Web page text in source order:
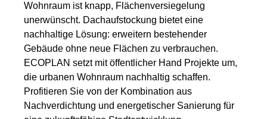
Wohnraum ist knapp, Flächenversiegelung
unerwünscht. Dachaufstockung bietet eine
nachhaltige Lösung: erweitern bestehender
Gebäude ohne neue Flächen zu verbrauchen.
ECOPLAN setzt mit öffentlicher Hand Projekte um,
die urbanen Wohnraum nachhaltig schaffen.
Profitieren Sie von der Kombination aus
Nachverdichtung und energetischer Sanierung für